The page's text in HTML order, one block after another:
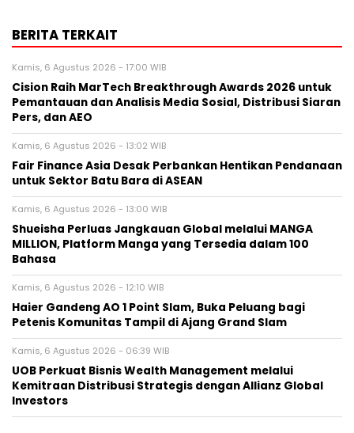
BERITA TERKAIT
Kamis, 6 Agustus 2026 - 17:00 WIB
Cision Raih MarTech Breakthrough Awards 2026 untuk
Pemantauan dan Analisis Media Sosial, Distribusi Siaran
Pers, dan AEO
Kamis, 6 Agustus 2026 - 13:02 WIB
Fair Finance Asia Desak Perbankan Hentikan Pendanaan
untuk Sektor Batu Bara di ASEAN
Kamis, 6 Agustus 2026 - 13:00 WIB
Shueisha Perluas Jangkauan Global melalui MANGA
MILLION, Platform Manga yang Tersedia dalam 100
Bahasa
Kamis, 6 Agustus 2026 - 12:10 WIB
Haier Gandeng AO 1 Point Slam, Buka Peluang bagi
Petenis Komunitas Tampil di Ajang Grand Slam
Kamis, 6 Agustus 2026 - 06:39 WIB
UOB Perkuat Bisnis Wealth Management melalui
Kemitraan Distribusi Strategis dengan Allianz Global
Investors